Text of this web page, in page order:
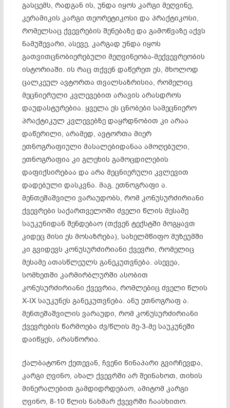
გასცემს, რადგან ის, უნდა იყოს კარგი მეღვინე,
კერამიკის კარგი თეორეტიკოსი და პრაქტიკოსი,
რომელსაც ქვევრების შენებაზე და გამოწვაზეაქვს
ნამუშევარი, ასევე, კარგად უნდა იყოს
გათვითცნობიერებული მეღვინეობა-მექვევრეობის
ისტორიაში. ის რაც თქვენ დაწერეთ ეს, მხოლოდ
ცალკეულ ავტორთა თვალსაზრისია, რომელიც
მეცნიერული კვლევებით არავის არასდროს
დაუდასტურებია. ყველა ეს ცნობები სამეცნიერო
პრაქტიკულ კვლევებზე დაყრდნობით კი არაა
დაწერილი, არამედ, ავტორთა მიერ
ეთნოგრაფიული მასალებიდანაა ამოღებული,
ეთნოგრაფია კი გლეხის გამოცდილების
დაფიქსირებაა და არა მეცნიერული კვლევით
დადებული დასკვნა. მაგ. ეთნოგრაფი ა.
მენთეშაშვილი ვარაუდობს, რომ კონუსურძირიანი
ქვევრები საქართველოში ძველი წლის მესამე
საუკუნიდან შენდებაო (თქვენ ტექსტში მოგყავთ
კიდეც მისი ეს მოსაზრება), სახელმწიფო მუზეუმში
კი გვიდევს კონუსურძირიანი ქვევრი, რომელიც
მესამე ათასწლეულს განეკუთვნება. ასევეა,
სომხეთში კარმირბლურში ასობით
კონუსურძირიანი ქვევრია, რომლებიც ძველი წლის
X-IX საუკუნეს განეკუთვნება. ანუ ეთნოგრაფ ა.
მენთეშაშვილის ვარაუდი, რომ კონუსურძირიანი
ქვევრების წარმოება ძვ/წლის მე-3-მე საუკუნეში
დაიწყეს, არასწორია.
ქალბატონო ქეთევან, ჩვენი წინაპარი გვირჩევდა,
კარგი ღვინო, ახალ ქვევრში არ შეინახოთ, თიხის
მინერალებით გამდიდრდებაო, ამიტომ კარგი
ღვინო, 8-10 წლის ნახმარ ქვევრში ჩაასხითო.